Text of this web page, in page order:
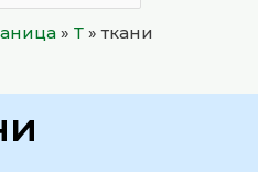
» Т »ткани